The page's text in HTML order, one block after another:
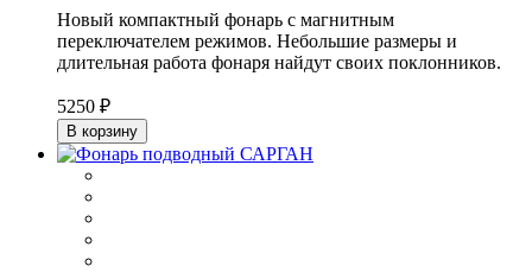
Новый компактный фонарь с магнитным
переключателем режимов. Небольшие размеры и
длительная работа фонаря найдут своих поклонников.
5250 ₽
В корзину